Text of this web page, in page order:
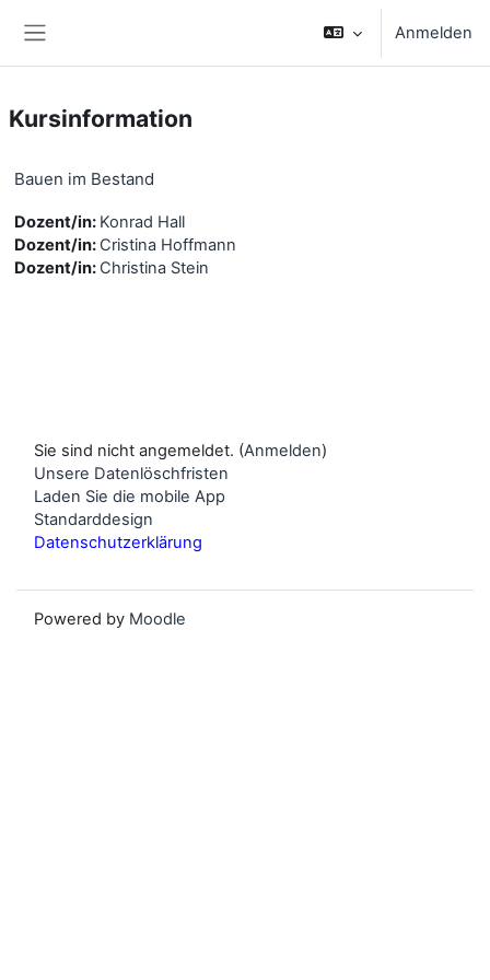
Anmelden
Kursinformation
Bauen im Bestand
Dozent/in: Konrad Hall
Dozent/in: Cristina Hoffmann
Dozent/in: Christina Stein
Sie sind nicht angemeldet. (Anmelden)
Unsere Datenlöschfristen
Laden Sie die mobile App
Standarddesign
Datenschutzerklärung
Powered by Moodle